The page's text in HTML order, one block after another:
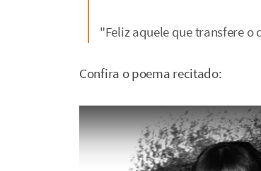
"Feliz aquele que transfere o
Confira o poema recitado: